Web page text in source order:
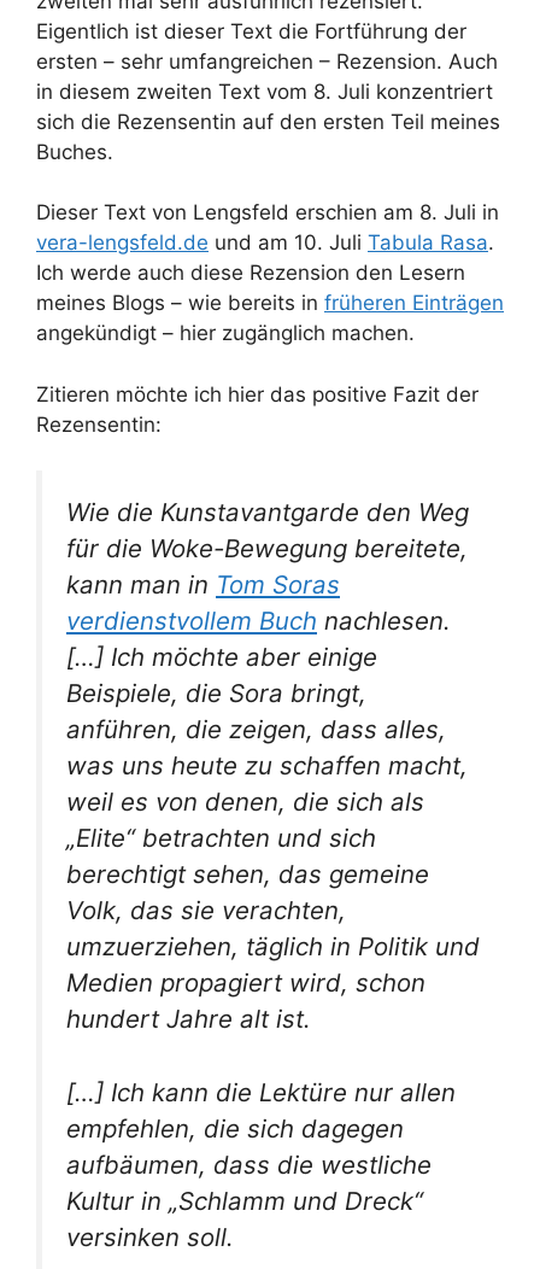
Eigentlich ist dieser Text die Fortführung der
ersten – sehr umfangreichen – Rezension. Auch
in diesem zweiten Text vom 8. Juli konzentriert
sich die Rezensentin auf den ersten Teil meines
Buches.
Dieser Text von Lengsfeld erschien am 8. Juli in
vera-lengsfeld.de und am 10. Juli Tabula Rasa.
Ich werde auch diese Rezension den Lesern
meines Blogs – wie bereits in früheren Einträgen
angekündigt – hier zugänglich machen.
Zitieren möchte ich hier das positive Fazit der
Rezensentin:
Wie die Kunstavantgarde den Weg
für die Woke-Bewegung bereitete,
kann man in Tom Soras
verdienstvollem Buch nachlesen.
[…] Ich möchte aber einige
Beispiele, die Sora bringt,
anführen, die zeigen, dass alles,
was uns heute zu schaffen macht,
weil es von denen, die sich als
„Elite“ betrachten und sich
berechtigt sehen, das gemeine
Volk, das sie verachten,
umzuerziehen, täglich in Politik und
Medien propagiert wird, schon
hundert Jahre alt ist.
[…] Ich kann die Lektüre nur allen
empfehlen, die sich dagegen
aufbäumen, dass die westliche
Kultur in „Schlamm und Dreck“
versinken soll.